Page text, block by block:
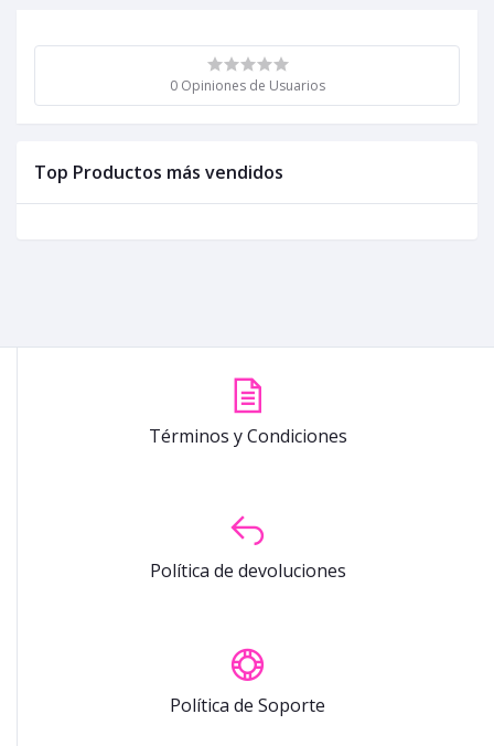
0 Opiniones de Usuarios
Top Productos más vendidos
Términos y Condiciones
Política de devoluciones
Política de Soporte